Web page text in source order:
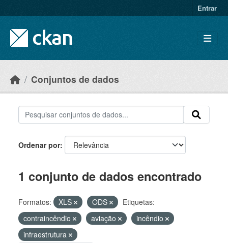
Entrar
Conjuntos de dados
Ordenar por
1 conjunto de dados encontrado
Formatos: XLS ODS
Etiquetas:
contraincêndio
aviação
incêndio
infraestrutura